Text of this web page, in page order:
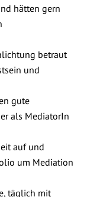
hätten gern
betraut
und
gute
als MediatorIn
auf und
um Mediation
täglich mit